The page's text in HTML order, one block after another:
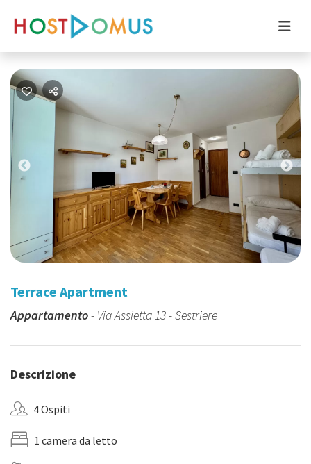
Terrace Apartment
Appartamento- Via Assietta 13 - Sestriere
Descrizione
4 Ospiti
1 camera da letto